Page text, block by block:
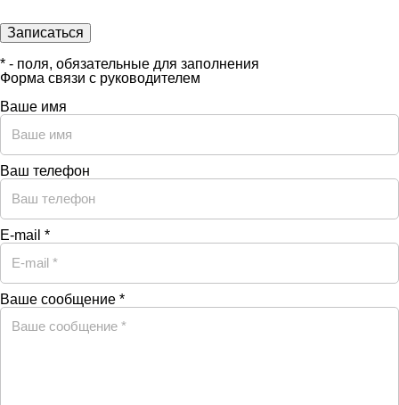
* - поля, обязательные для заполнения
Форма связи с руководителем
Ваше имя
Ваш телефон
E-mail *
Ваше сообщение *